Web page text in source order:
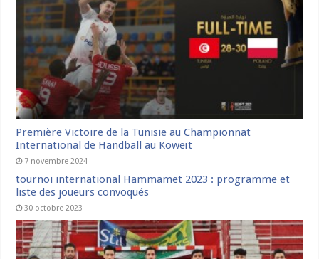
Première Victoire de la Tunisie au Championnat
International de Handball au Koweït
7 novembre 2024
tournoi international Hammamet 2023 : programme et
liste des joueurs convoqués
30 octobre 2023